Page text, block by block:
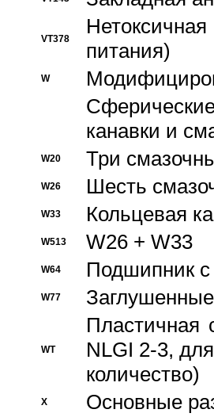
VT378
Нетоксичная
питания)
W
канавки и
W20 Три
W26 Шесть
W33 Кольцевая
W513 W26 + W33
W64 Подшипник
W77
WT
Пластичная
NLGI 2-3,
количество)
X Основные